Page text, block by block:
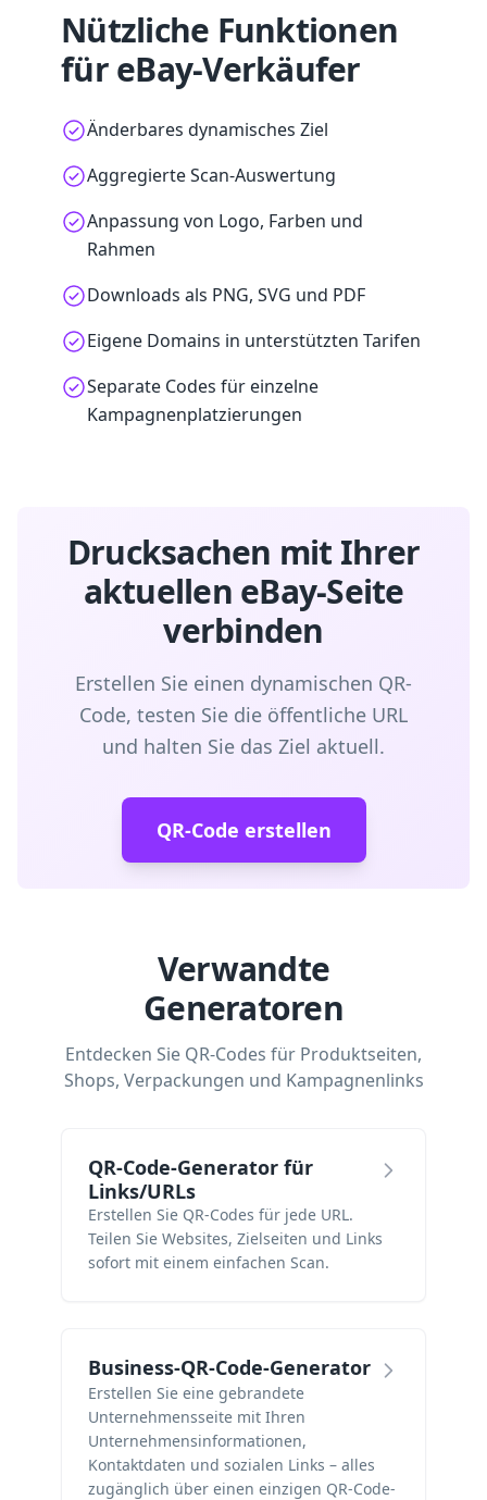
Nützliche Funktionen
für eBay-Verkäufer
Änderbares dynamisches Ziel
Aggregierte Scan-Auswertung
Anpassung von Logo, Farben und
Rahmen
Downloads als PNG, SVG und PDF
Eigene Domains in unterstützten Tarifen
Separate Codes für einzelne
Kampagnenplatzierungen
Drucksachen mit Ihrer
aktuellen eBay-Seite
verbinden
Erstellen Sie einen dynamischen QR-
Code, testen Sie die öffentliche URL
und halten Sie das Ziel aktuell.
QR-Code erstellen
Verwandte
Generatoren
Entdecken Sie QR-Codes für Produktseiten,
Shops, Verpackungen und Kampagnenlinks
QR-Code-Generator für
Links/URLs
Erstellen Sie QR-Codes für jede URL.
Teilen Sie Websites, Zielseiten und Links
sofort mit einem einfachen Scan.
Business-QR-Code-Generator
Erstellen Sie eine gebrandete
Unternehmensseite mit Ihren
Unternehmensinformationen,
Kontaktdaten und sozialen Links – alles
zugänglich über einen einzigen QR-Code-